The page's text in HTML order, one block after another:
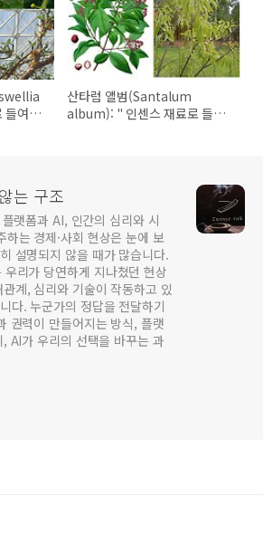
들여다
산타럼 앨범(Santalum
album): " 인센스 재료로 들여
는 구조
랫폼과 AI, 인간의 심리와 시
는 경제·사회 현상은 눈에 보
설명되지 않을 때가 많습니다.
우리가 당연하게 지나쳤던 현상
계, 심리와 기술이 작동하고 있
다. 누군가의 정답을 전달하기
권력이 만들어지는 방식, 플랫
AI가 우리의 선택을 바꾸는 과